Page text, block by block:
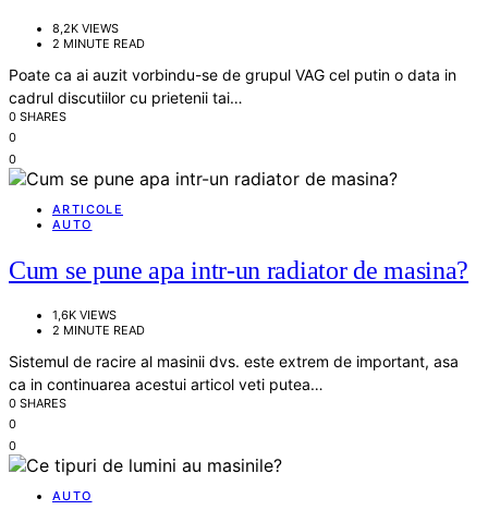
8,2K VIEWS
2 MINUTE READ
Poate ca ai auzit vorbindu-se de grupul VAG cel putin o data in
cadrul discutiilor cu prietenii tai…
0 SHARES
0
0
ARTICOLE
AUTO
Cum se pune apa intr-un radiator de masina?
1,6K VIEWS
2 MINUTE READ
Sistemul de racire al masinii dvs. este extrem de important, asa
ca in continuarea acestui articol veti putea…
0 SHARES
0
0
AUTO